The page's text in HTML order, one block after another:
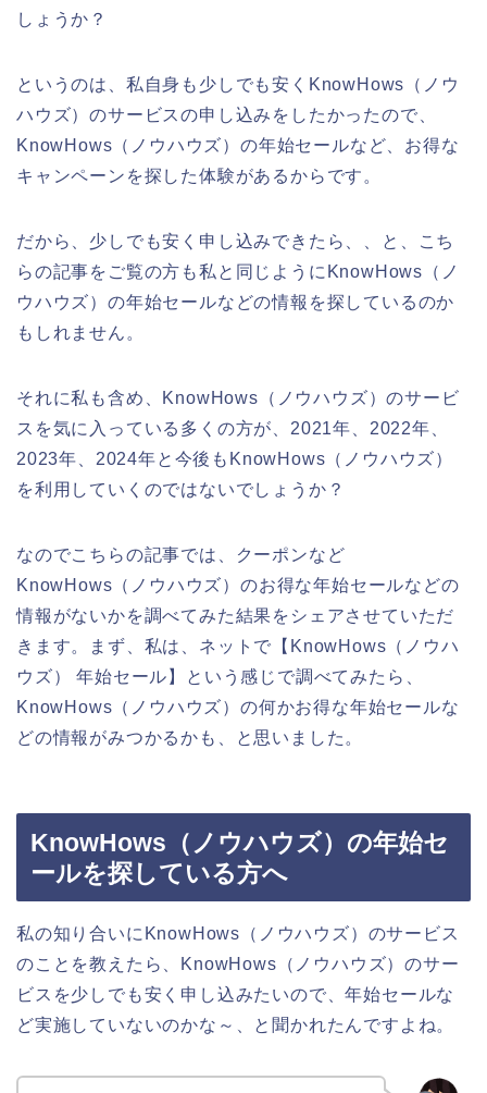
しょうか？
というのは、私自身も少しでも安くKnowHows（ノウ
ハウズ）のサービスの申し込みをしたかったので、
KnowHows（ノウハウズ）の年始セールなど、お得な
キャンペーンを探した体験があるからです。
だから、少しでも安く申し込みできたら、、と、こち
らの記事をご覧の方も私と同じようにKnowHows（ノ
ウハウズ）の年始セールなどの情報を探しているのか
もしれません。
それに私も含め、KnowHows（ノウハウズ）のサービ
スを気に入っている多くの方が、2021年、2022年、
2023年、2024年と今後もKnowHows（ノウハウズ）
を利用していくのではないでしょうか？
なのでこちらの記事では、クーポンなど
KnowHows（ノウハウズ）のお得な年始セールなどの
情報がないかを調べてみた結果をシェアさせていただ
きます。まず、私は、ネットで【KnowHows（ノウハ
ウズ） 年始セール】という感じで調べてみたら、
KnowHows（ノウハウズ）の何かお得な年始セールな
どの情報がみつかるかも、と思いました。
KnowHows（ノウハウズ）の年始セ
ールを探している方へ
私の知り合いにKnowHows（ノウハウズ）のサービス
のことを教えたら、KnowHows（ノウハウズ）のサー
ビスを少しでも安く申し込みたいので、年始セールな
ど実施していないのかな～、と聞かれたんですよね。